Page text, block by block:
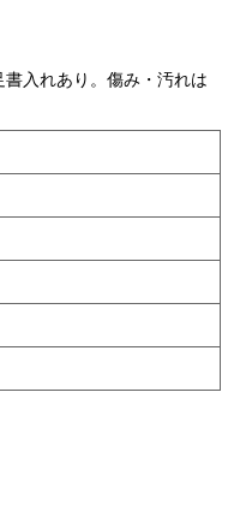
入れあり。傷み・汚れは